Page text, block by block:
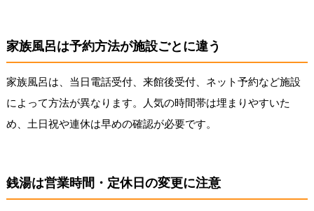
家族風呂は予約方法が施設ごとに違う
家族風呂は、当日電話受付、来館後受付、ネット予約など施設
によって方法が異なります。人気の時間帯は埋まりやすいた
め、土日祝や連休は早めの確認が必要です。
銭湯は営業時間・定休日の変更に注意